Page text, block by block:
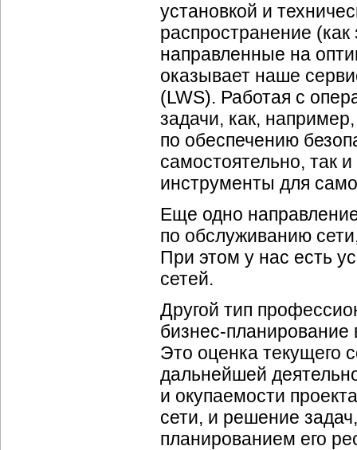
установкой и
распространение
направленные на
оказывает наше
(LWS). Работая с
задачи, как,
по обеспечению
самостоятельно, так
инструменты для
Еще одно
по обслуживанию
При этом у нас есть
сетей.
Другой тип
бизнес-планирование
Это оценка текущего
дальнейшей
и окупаемости
сети, и решение
планированием его